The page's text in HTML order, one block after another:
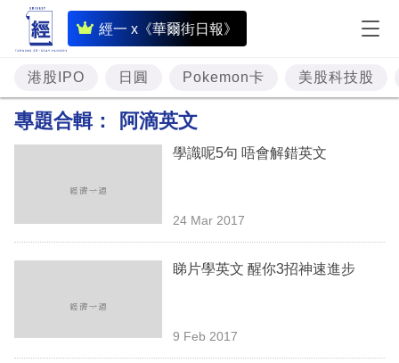
經一 x《華爾街日報》
即
時
財
經
資
樓
港股IPO 日圓 Pokemon卡 美股科技股
專題合輯： 阿滴英文
學識呢5句 唔會解錯英文
24 Mar 2017
睇片學英文 醒你3招神速進步
9 Feb 2017